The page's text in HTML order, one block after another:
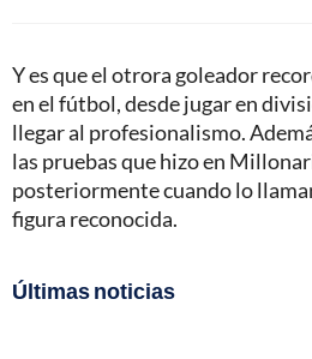
Y es que el otrora goleador
en el fútbol, desde jugar en
llegar al profesionalismo.
las pruebas que hizo en
posteriormente cuando lo
figura reconocida.
Últimas noticias